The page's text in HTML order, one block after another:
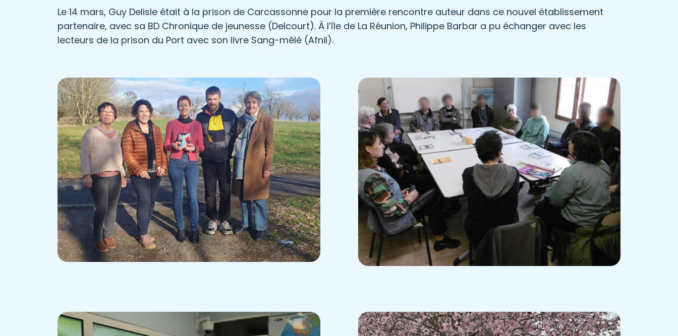
Le 14 mars, Guy Delisle était à la prison de Carcassonne pour la première rencontre auteur dans ce nouvel établissement
partenaire, avec sa BD Chronique de jeunesse (Delcourt). À l’île de La Réunion, Philippe Barbar a pu échanger avec les
lecteurs de la prison du Port avec son livre Sang-mêlé (Afnil).